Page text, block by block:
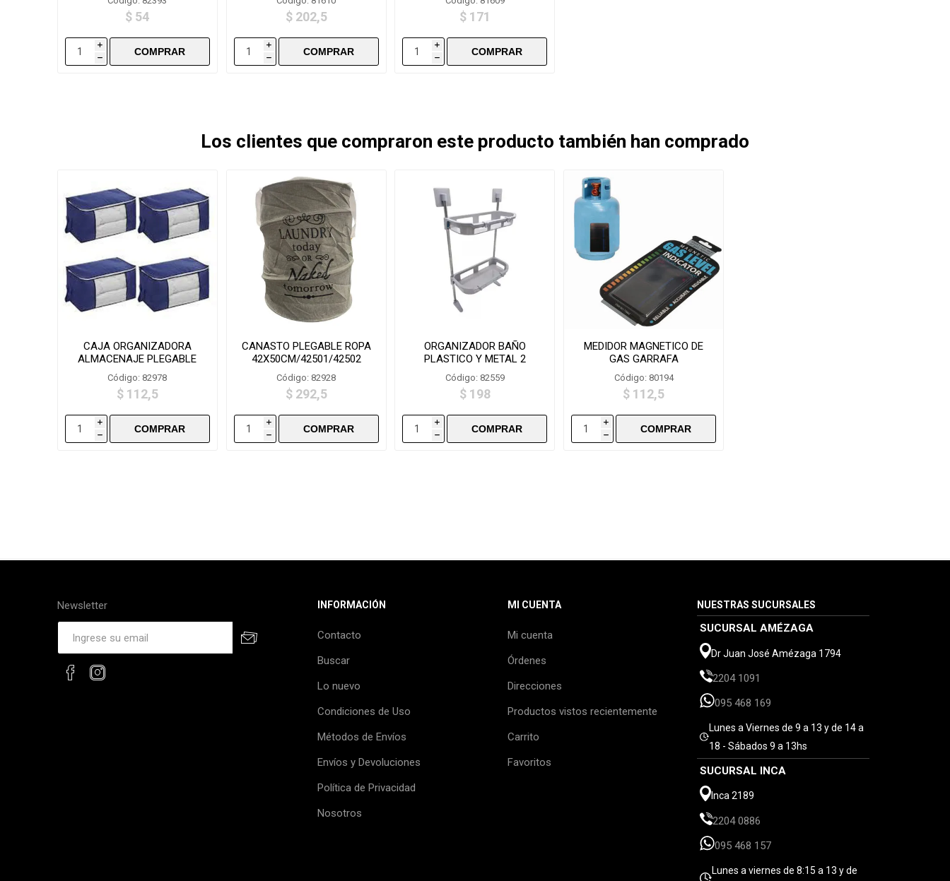
$ 54
i
h
$ 202,5
i
h
$ 171
i
h
Los clientes que compraron este producto también han comprado
CAJA ORGANIZADORA
ALMACENAJE PLEGABLE
FPA6040 60X40X35CM
Código: 82978
$ 112,5
i
h
CANASTO PLEGABLE ROPA
42X50CM/42501/42502
Código: 82928
$ 292,5
i
h
ORGANIZADOR BAÑO
PLASTICO Y METAL 2
PISOS-8812-2
Código: 82559
$ 198
i
h
MEDIDOR MAGNETICO DE
GAS GARRAFA
Código: 80194
$ 112,5
i
h
Newsletter INFORMACIÓN
Contacto
Buscar
Lo nuevo
Condiciones de Uso
Métodos de Envíos
Envíos y Devoluciones
Política de Privacidad
Nosotros
MI CUENTA
Mi cuenta
Órdenes
Direcciones
Productos vistos recientemente
Carrito
Favoritos
NUESTRAS SUCURSALES
SUCURSAL AMÉZAGA
Dr Juan José Amézaga 1794
2204 1091
095 468 169
Lunes a Viernes de 9 a 13 y de 14 a
18 - Sábados 9 a 13hs
SUCURSAL INCA
Inca 2189
2204 0886
095 468 157
Lunes a viernes de 8:15 a 13 y de